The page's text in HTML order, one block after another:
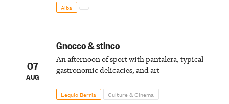
Alba
07
AUG
Gnocco & stinco
An afternoon of sport with pantalera, typical
gastronomic delicacies, and art
Lequio Berria Culture & Cinema